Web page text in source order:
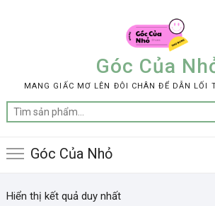
Góc Của
MANG GIẤC MƠ LÊN ĐÔI CHÂN ĐỂ DẪN LỐI
Góc Của Nhỏ
Hiển thị kết quả duy nhất